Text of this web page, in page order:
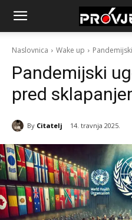
Naslovnica Wake up
Pandemijski
pred
By Citatelj 14. travnja 2025.